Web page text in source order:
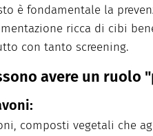
è fondamentale la
ricca di cibi
con tanto screening.
avere un ruolo
composti vegetali che